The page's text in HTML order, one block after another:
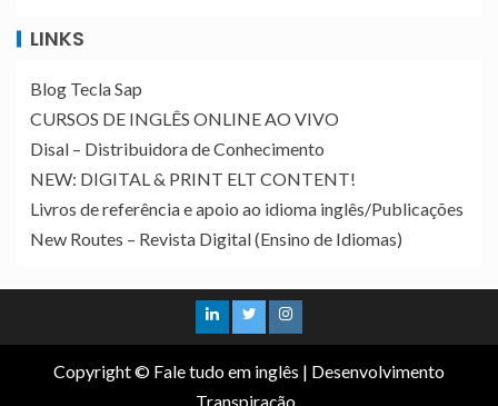
LINKS
Blog Tecla Sap
CURSOS DE INGLÊS ONLINE AO VIVO
Disal – Distribuidora de Conhecimento
NEW: DIGITAL & PRINT ELT CONTENT!
Livros de referência e apoio ao idioma inglês/Publicações
New Routes – Revista Digital (Ensino de Idiomas)
Copyright © Fale tudo em inglês | Desenvolvimento
Transpiração